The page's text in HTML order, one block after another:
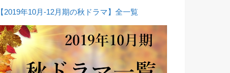
【2019年10月-12月期の秋ドラマ】全一覧